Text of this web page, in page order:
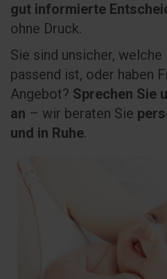
gut informierte
ohne Druck.
Sie sind unsicher,
passend ist, oder haben
Angebot? Sprechen Sie
an – wir beraten Sie
und in Ruhe.